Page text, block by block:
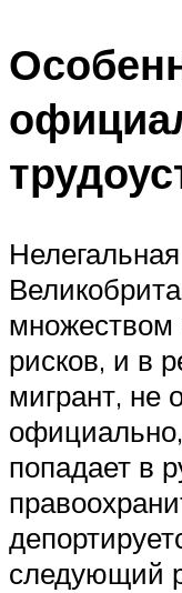
множеством
рисков, и в
мигрант, не
попадает в
следующий